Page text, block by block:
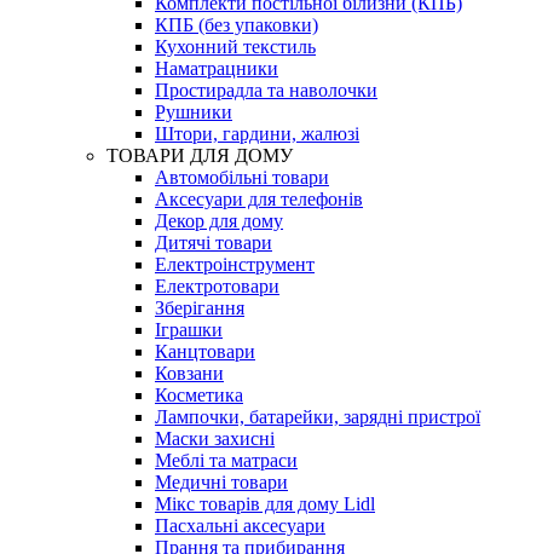
КПБ (без упаковки)
Кухонний текстиль
Наматрацники
Простирадла та наволочки
Рушники
Штори, гардини, жалюзі
ТОВАРИ ДЛЯ ДОМУ
Автомобільні товари
Аксесуари для телефонів
Декор для дому
Дитячі товари
Електроінструмент
Електротовари
Зберігання
Іграшки
Канцтовари
Ковзани
Косметика
Лампочки, батарейки, зарядні пристрої
Маски захисні
Меблі та матраси
Медичні товари
Мікс товарів для дому Lidl
Пасхальні аксесуари
Прання та прибирання